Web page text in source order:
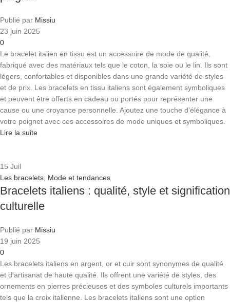
Publié par Missiu
23 juin 2025
0
Le bracelet italien en tissu est un accessoire de mode de qualité,
fabriqué avec des matériaux tels que le coton, la soie ou le lin. Ils sont
légers, confortables et disponibles dans une grande variété de styles
et de prix. Les bracelets en tissu italiens sont également symboliques
et peuvent être offerts en cadeau ou portés pour représenter une
cause ou une croyance personnelle. Ajoutez une touche d'élégance à
votre poignet avec ces accessoires de mode uniques et symboliques.
Lire la suite
15 Juil
Les bracelets Mode et tendances
Bracelets italiens : qualité, style et signification
culturelle
Publié par Missiu
19 juin 2025
0
Les bracelets italiens en argent, or et cuir sont synonymes de qualité
et d'artisanat de haute qualité. Ils offrent une variété de styles, des
ornements en pierres précieuses et des symboles culturels importants
tels que la croix italienne. Les bracelets italiens sont une option